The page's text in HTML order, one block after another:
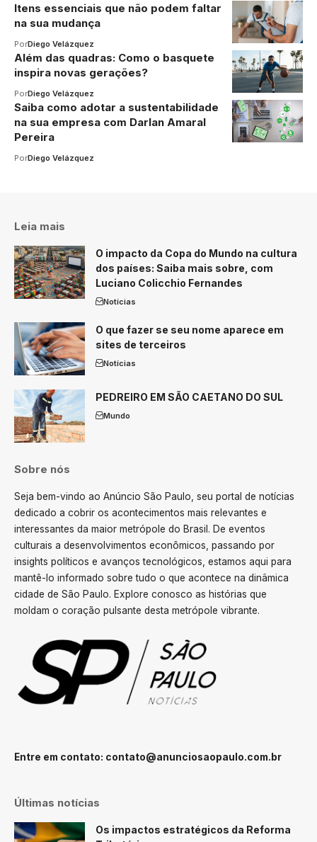
Itens essenciais que não podem faltar
na sua mudança
PorDiego Velázquez
Além das quadras: Como o basquete
inspira novas gerações?
PorDiego Velázquez
Saiba como adotar a sustentabilidade
na sua empresa com Darlan Amaral
Pereira
PorDiego Velázquez
Leia mais
O impacto da Copa do Mundo na cultura
dos países: Saiba mais sobre, com
Luciano Colicchio Fernandes
Notícias
O que fazer se seu nome aparece em
sites de terceiros
Notícias
PEDREIRO EM SÃO CAETANO DO SUL
Mundo
Sobre nós
Seja bem-vindo ao Anúncio São Paulo, seu portal de notícias
dedicado a cobrir os acontecimentos mais relevantes e
interessantes da maior metrópole do Brasil. De eventos
culturais a desenvolvimentos econômicos, passando por
insights políticos e avanços tecnológicos, estamos aqui para
mantê-lo informado sobre tudo o que acontece na dinâmica
cidade de São Paulo. Explore conosco as histórias que
moldam o coração pulsante desta metrópole vibrante.
Entre em contato: contato@anunciosaopaulo.com.br
Últimas notícias
Os impactos estratégicos da Reforma